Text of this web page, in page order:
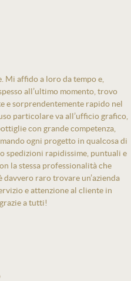
Mi affido a loro da tempo e,
all’ultimo momento, trovo
e sorprendentemente rapido nel
particolare va all’ufficio grafico,
con grande competenza,
ogni progetto in qualcosa di
spedizioni rapidissime, puntuali e
la stessa professionalità che
raro trovare un’azienda
e attenzione al cliente in
a tutti!